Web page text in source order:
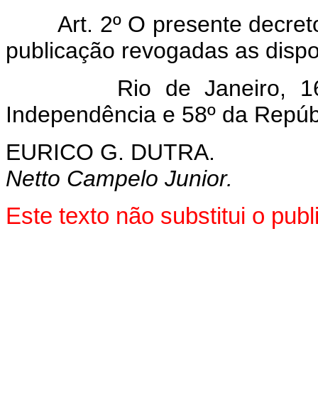
Art. 2º O presente
publicação revogadas as
Rio de Janeiro, 16 de
Independência e 58º da
EURICO G. DUTRA.
Netto Campelo Junior.
Este texto não substitui o